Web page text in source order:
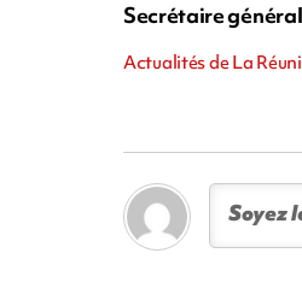
Secrétaire
Actualités de La